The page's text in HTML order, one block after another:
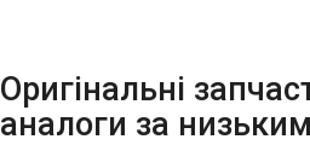
Оригінальні
аналоги за